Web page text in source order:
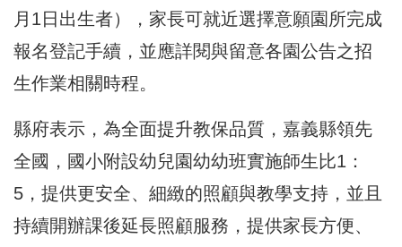
月1日出生者），家長可就近選擇意願園所完成
報名登記手續，並應詳閱與留意各園公告之招
生作業相關時程。
縣府表示，為全面提升教保品質，嘉義縣領先
全國，國小附設幼兒園幼幼班實施師生比1：
5，提供更安全、細緻的照顧與教學支持，並且
持續開辦課後延長照顧服務，提供家長方便、